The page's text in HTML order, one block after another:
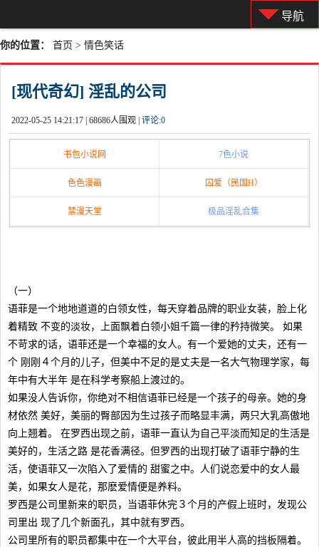
导航
你的位置： 首页 > 情色笑话
[现代奇幻] 淫乱的公司
2022-05-25 14:21:17 | 68686人围观 | 评论:0
书包小说网 7色小说
色色漫画 囚爱（民国H）
禁漫天堂 极品淫乱合集
（一）
语菲是一个地地道道的白领女性，每天穿着品牌的职业女装，脸上化
着精致 不变的淡妆，上面飘着白领小姐千篇一律的矜持微笑。 如果
不苛求的话，语菲还是一个幸福的女人。有一个爱她的丈夫，还有一
个 刚刚４个月的儿子，但美中不足的是丈夫是一名大气物理学家，每
年中有大半年 是在科学考察船上渡过的。
如果没人告诉你，你绝对不相信语菲已经是一个孩子的母亲。她的身
材依然 美好，美丽的臀部因为生过孩子而略显丰满，两只大乳高傲地
向上翘着。 在罗西出现之前，语菲一直认为自己平淡而知足的生活是
美好的，生活之路 是花香满径。但罗西的出现打破了语菲宁静的生
活，使语菲又一次陷入了爱情的 甜蜜之中。人们说恋爱中的女人最
美，如果女人是花，那麽爱情便是养料。
罗西是公司里新来的职员，当语菲休完３个月的产假上班时，发现公
司里出 现了几个新面孔，其中就有罗西。
公司里所有的职员都集中在一个大平台，彼此用半人高的挡板隔着。